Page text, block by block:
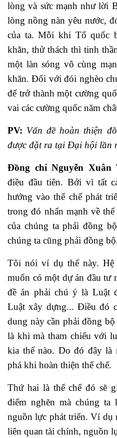
lòng và sức mạnh như lời
lòng nồng nàn yêu nước,
của ta. Mỗi khi Tổ quốc
khăn, thử thách thì tinh
một làn sóng vô cùng
khăn. Đối với đói nghèo
để trở thành một cường
vai các cường quốc năm
PV: Vấn đề hoàn thiện
được đặt ra tại Đại hội lần
Đồng chí Nguyễn Xuân
điều đầu tiên. Bởi vì tất
hướng vào thể chế phát
trong đó nhấn mạnh về
của chúng ta phải đồng
chúng ta cũng phải đồng
Tôi nói ví dụ thế này. Hệ
muốn có một dự án đầu tư
đề án phải chú ý là Luật
Luật xây dựng... Điều đó
dung này cần phải đồng
là khi mà tham chiếu với
kia thế nào. Do đó đây
phá khi hoàn thiện thể chế.
Thứ hai là thể chế đó sẽ
điểm nghẽn mà chúng ta
nguồn lực phát triển. Ví dụ
liên quan tài chính, nguồn